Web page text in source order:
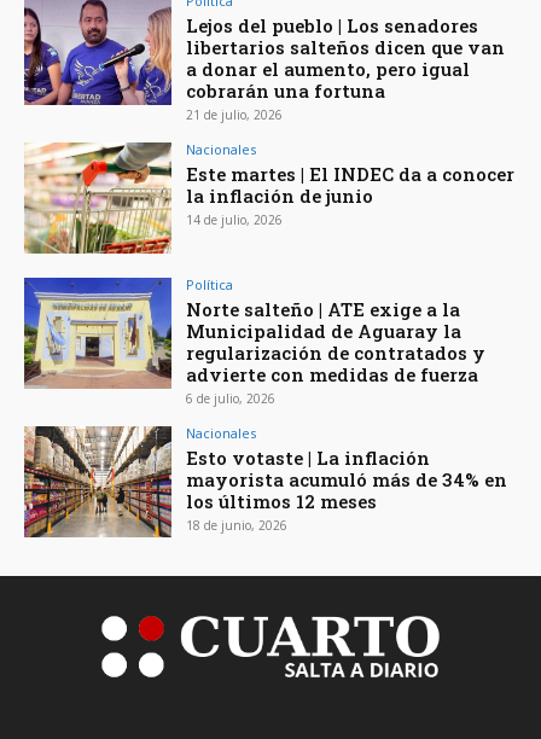
Lejos del pueblo | Los senadores
libertarios salteños dicen que van
a donar el aumento, pero igual
cobrarán una fortuna
21 de julio, 2026
Nacionales
Este martes | El INDEC da a conocer
la inflación de junio
14 de julio, 2026
Política
Norte salteño | ATE exige a la
Municipalidad de Aguaray la
regularización de contratados y
advierte con medidas de fuerza
6 de julio, 2026
Nacionales
Esto votaste | La inflación
mayorista acumuló más de 34% en
los últimos 12 meses
18 de junio, 2026